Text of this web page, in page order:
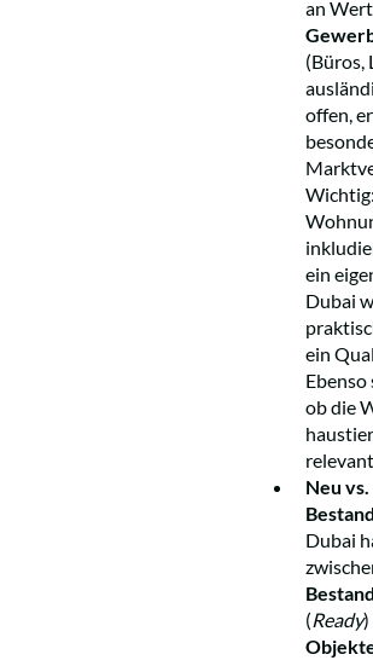
an
(Büros,
offen,
ein
Dubai
ein
Ebenso
ob die
relevant.
Neu vs.
Dubai
(Ready)